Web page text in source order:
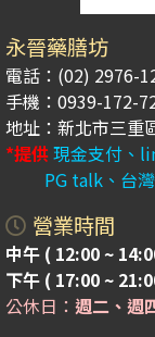
永晉藥膳坊
電話：(02) 2976-
手機：0939-172-
地址：新北市三重
*提供現金支付、
PG talk、台灣
營業時間
中午 ( 12:00 ~
下午 ( 17:00 ~
公休日： 週二、週